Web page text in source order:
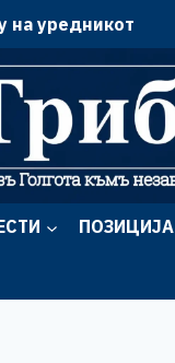
на уредникот
ПОЗИЦИЈА